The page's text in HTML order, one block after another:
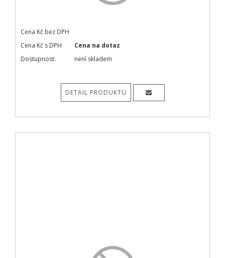
Cena Kč bez DPH
Cena Kč s DPH
Cena na dotaz
Dostupnost:
není skladem
DETAIL PRODUKTU